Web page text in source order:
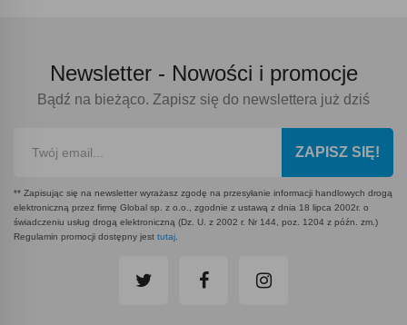
Newsletter - Nowości i promocje
Bądź na bieżąco. Zapisz się do newslettera już dziś
ZAPISZ SIĘ!
** Zapisując się na newsletter wyrażasz zgodę na przesyłanie informacji handlowych drogą
elektroniczną przez firmę Global sp. z o.o., zgodnie z ustawą z dnia 18 lipca 2002r. o
świadczeniu usług drogą elektroniczną (Dz. U. z 2002 r. Nr 144, poz. 1204 z późn. zm.)
Regulamin promocji dostępny jest tutaj